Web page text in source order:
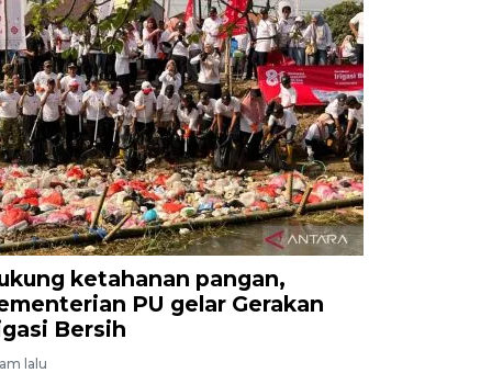
ketahanan pangan,
PU gelar Gerakan
Bersih
lalu